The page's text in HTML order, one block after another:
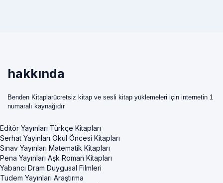
hakkında
Benden Kitaplarücretsiz kitap ve sesli kitap yüklemeleri için internetin 1
numaralı kaynağıdır
Editör Yayınları Türkçe Kitapları
Serhat Yayınları Okul Öncesi Kitapları
Sınav Yayınları Matematik Kitapları
Pena Yayınları Aşk Roman Kitapları
Yabancı Dram Duygusal Filmleri
Tudem Yayınları Araştırma